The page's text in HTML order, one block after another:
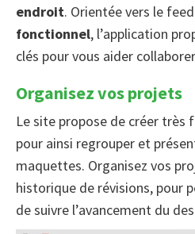
endroit. Orientée vers le
fonctionnel, l’application
clés pour vous aider
Organisez vos projets
Le site propose de créer très
pour ainsi regrouper et
maquettes. Organisez vos
historique de révisions, pour
de suivre l’avancement du